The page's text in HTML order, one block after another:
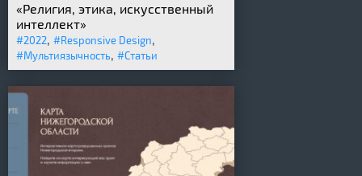
«Религия, этика, искусственный
интеллект»
#2022, #Responsive Design,
#Мультиязычность, #Статьи